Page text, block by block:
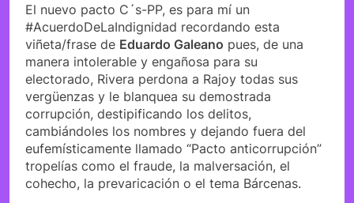
El nuevo pacto C´s-PP, es para mí un
#AcuerdoDeLaIndignidad recordando esta
viñeta/frase de Eduardo Galeano pues, de una
manera intolerable y engañosa para su
electorado, Rivera perdona a Rajoy todas sus
vergüenzas y le blanquea su demostrada
corrupción, destipificando los delitos,
cambiándoles los nombres y dejando fuera del
eufemísticamente llamado “Pacto anticorrupción”
tropelías como el fraude, la malversación, el
cohecho, la prevaricación o el tema Bárcenas.